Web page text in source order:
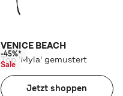
VENICE BEACH
Top 'Myla' gemustert
-45%*
Sale
Jetzt shoppen